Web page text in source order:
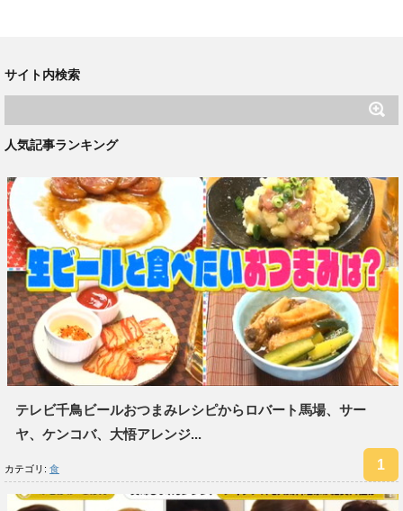
サイト内検索
人気記事ランキング
テレビ千鳥ビールおつまみレシピからロバート馬場、サー
ヤ、ケンコバ、大悟アレンジ...
カテゴリ: 食